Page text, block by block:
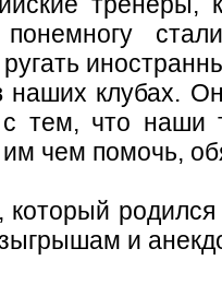
понемногу
клубах.
с тем, что наши
чем помочь,
и